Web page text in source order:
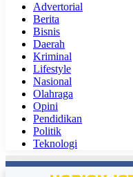
Advertorial
Berita
Bisnis
Daerah
Kriminal
Lifestyle
Nasional
Olahraga
Opini
Pendidikan
Politik
Teknologi